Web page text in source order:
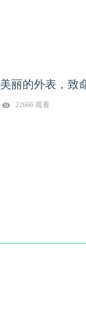
美丽的外表，致
22666 观看